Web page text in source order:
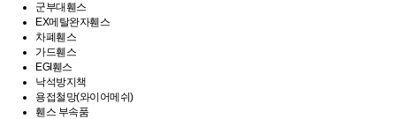
군부대휀스
EX메탈완자휀스
차폐휀스
가드휀스
EGI휀스
낙석방지책
용접철망(와이어메쉬)
휀스 부속품